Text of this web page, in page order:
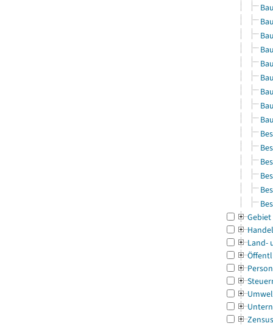
Gebiet
Land-
Zensus